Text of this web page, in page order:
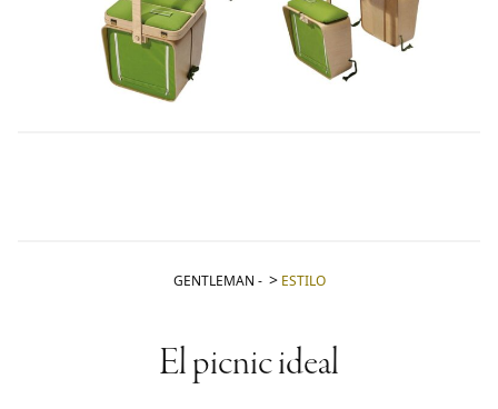
GENTLEMAN - ESTILO
El picnic ideal